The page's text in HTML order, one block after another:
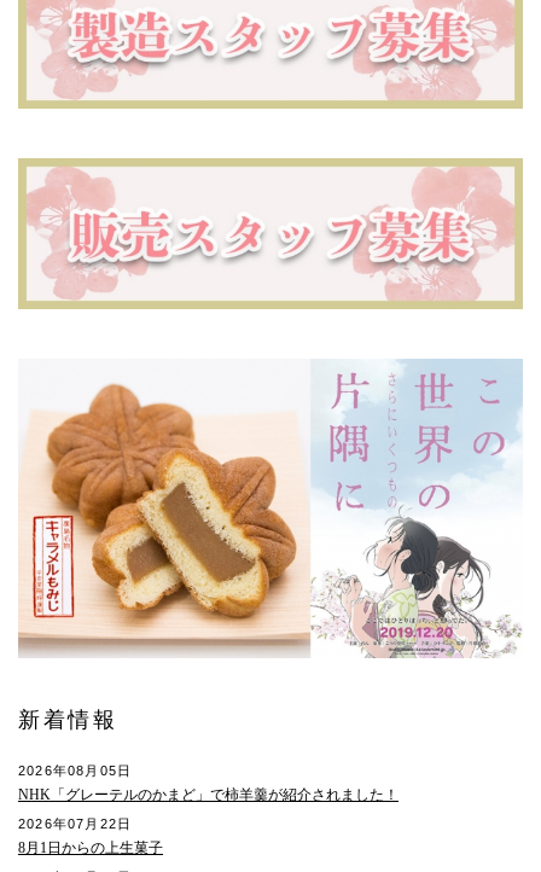
新着情報
2026年08月05日
NHK「グレーテルのかまど」で柿羊羹が紹介されました！
2026年07月22日
8月1日からの上生菓子